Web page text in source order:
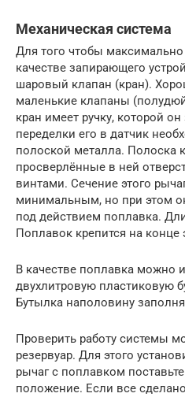
Механическая система
Для того чтобы максимально
качестве запирающего
шаровый клапан (кран).
маленькие клапаны
кран имеет ручку, которой
переделки его в датчик
полоской металла. Полоска
просверлённые в ней
винтами. Сечение этого
минимальным, но при этом
под действием поплавка.
Поплавок крепится на конце
В качестве поплавка можно
двухлитровую пластиковую
Бутылка наполовину
Проверить работу системы
резервуар. Для этого
рычаг с поплавком
положение. Если все